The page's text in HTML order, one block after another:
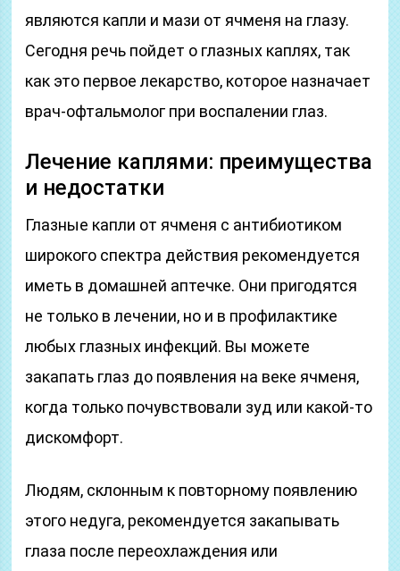
являются капли и мази от ячменя на глазу.
Сегодня речь пойдет о глазных каплях, так
как это первое лекарство, которое назначает
врач-офтальмолог при воспалении глаз.
Лечение каплями: преимущества
и недостатки
Глазные капли от ячменя с антибиотиком
широкого спектра действия рекомендуется
иметь в домашней аптечке. Они пригодятся
не только в лечении, но и в профилактике
любых глазных инфекций. Вы можете
закапать глаз до появления на веке ячменя,
когда только почувствовали зуд или какой-то
дискомфорт.
Людям, склонным к повторному появлению
этого недуга, рекомендуется закапывать
глаза после переохлаждения или